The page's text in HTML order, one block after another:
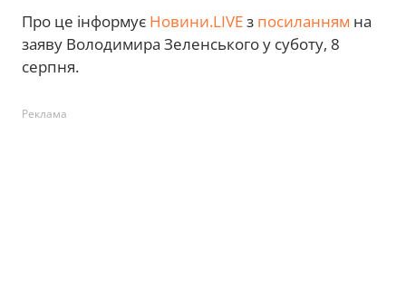
Про це інформує Новини.LIVEз посиланням на
заяву Володимира Зеленського у суботу, 8
серпня.
Реклама